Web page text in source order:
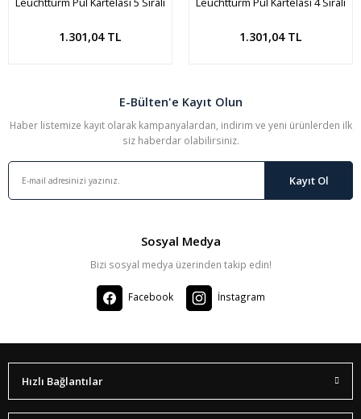
1.301,04 TL
Sepete Ekle 1.301,04 TL
Sepete Ekle
E-Bülten'e Kayıt Olun
Haber listemize kayıt olarak kampanyalardan, indirim ve yeni ürünlerden ilk
siz haberdar olabilirsiniz.
Kayıt Ol
Sosyal Medya
Bizi sosyal medya üzerinden takip edin!
Facebook İnstagram
Hızlı Bağlantılar